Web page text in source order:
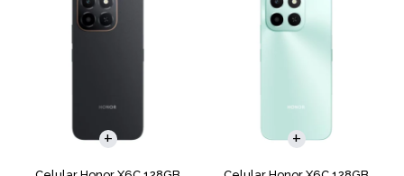
COMPARAR COMPARAR